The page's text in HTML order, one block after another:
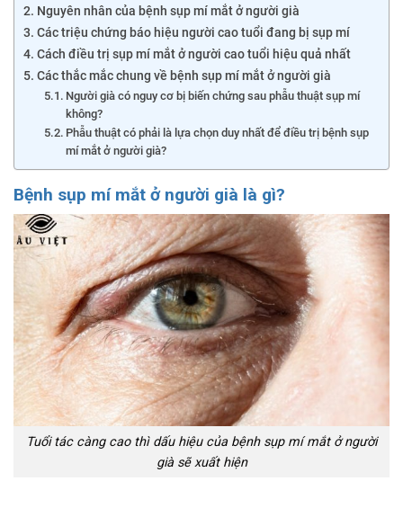
Nguyên nhân của bệnh sụp mí mắt ở người già
Các triệu chứng báo hiệu người cao tuổi đang bị sụp mí
Cách điều trị sụp mí mắt ở người cao tuổi hiệu quả nhất
Các thắc mắc chung về bệnh sụp mí mắt ở người già
Người già có nguy cơ bị biến chứng sau phẫu thuật sụp mí
không?
Phẫu thuật có phải là lựa chọn duy nhất để điều trị bệnh sụp
mí mắt ở người già?
Bệnh sụp mí mắt ở người già là gì?
Tuổi tác càng cao thì dấu hiệu của bệnh sụp mí mắt ở người
già sẽ xuất hiện